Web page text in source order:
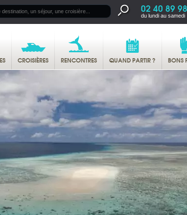
02 40 89
du lundi au samedi
CROISIÈRES RENCONTRES QUAND PARTIR ? BONS